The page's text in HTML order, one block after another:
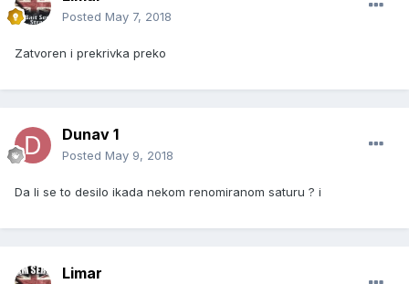
Posted May 7, 2018
Zatvoren i prekrivka preko
Dunav 1
Posted May 9, 2018
Da li se to desilo ikada nekom renomiranom saturu ? i
Limar